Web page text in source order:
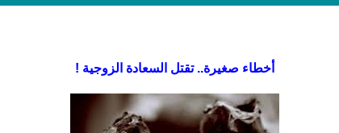
أخطاء صغيرة.. تقتل السعادة الزوجية !